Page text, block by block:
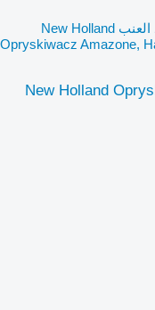
ماكينة حصاد العنب New Holland
Opryskiwacz Amazone,
New Holland